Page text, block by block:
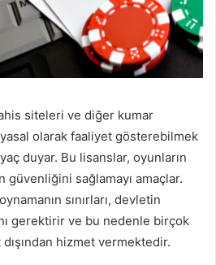
siteleri ve diğer kumar
olarak faaliyet gösterebilmek
duyar. Bu lisanslar, oyunların
güvenliğini sağlamayı amaçlar.
sınırları, devletin
gerektirir ve bu nedenle birçok
hizmet vermektedir.